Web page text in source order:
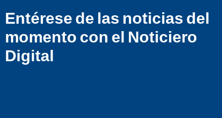
Entérese de las noticias del
momento con el Noticiero
Digital